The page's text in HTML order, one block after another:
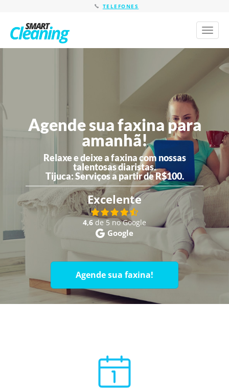
TELEFONES
Toggle
Agende sua faxina para
amanhã!
Relaxe e deixe a faxina com nossas
talentosas diaristas.
Tijuca:Serviços a partir de R$100.
Excelente
4,6 de 5 no Google
Google
Agende sua faxina!